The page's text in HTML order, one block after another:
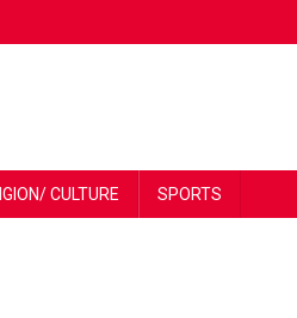
CULTURE SPORTS